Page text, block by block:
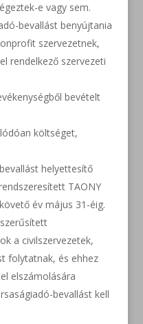
e vagy sem.
bevallást benyújtania
szervezetnek,
rendelkező szervezeti
bevételt
költséget,
helyettesítő
TAONY
év május 31-éig.
a civilszervezetek,
folytatnak, és ehhez
elszámolására
bevallást kell